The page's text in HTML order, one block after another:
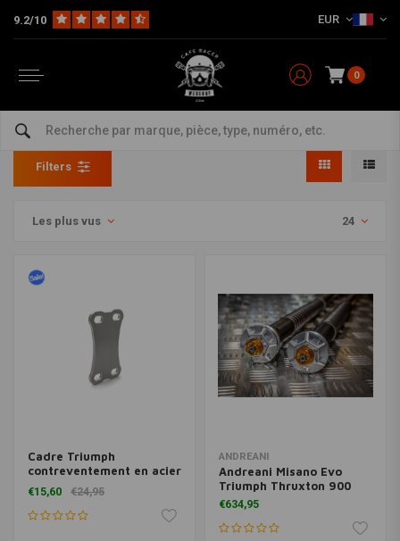
9.2/10 EUR
0
Stabilisateur de fourche
Home Marques Triumph Stabilisateur de fourche
Filters
Les plus vus 24
Cadre Triumph
contreventement en acier
inoxydable
€15,60 €24,95
ANDREANI
Andreani Misano Evo
Triumph Thruxton 900
€634,95